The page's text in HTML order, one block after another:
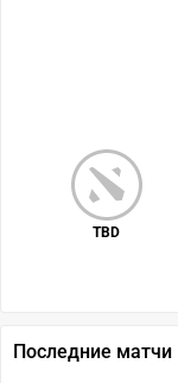
TBD
Последние матчи